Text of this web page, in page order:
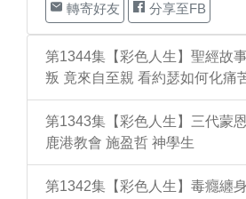
轉寄好友 分享至FB
第1344集【彩色人生】聖經故
叛 竟來自至親 看約瑟如何化痛
第1343集【彩色人生】三代蒙
鹿港教會 施盈哲 神學生
第1342集【彩色人生】毒癮纏